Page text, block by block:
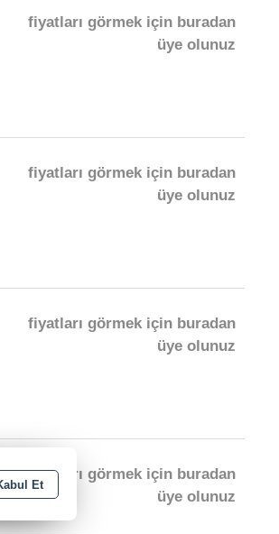
fiyatları görmek için buradan
üye olunuz
fiyatları görmek için buradan
üye olunuz
fiyatları görmek için buradan
üye olunuz
fiyatları görmek için buradan
üye olunuz
Et